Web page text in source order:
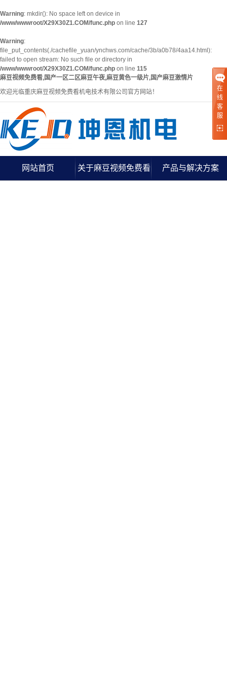
Warning: mkdir(): No space left on device in
/www/wwwroot/X29X30Z1.COM/func.php on line 127
Warning:
file_put_contents(./cachefile_yuan/ynchws.com/cache/3b/a0b78/4aa14.html):
failed to open stream: No such file or directory in
/www/wwwroot/X29X30Z1.COM/func.php on line 115
麻豆视频免费看,国产一区二区麻豆午夜,麻豆黄色一级片,国产麻豆激情片
欢迎光临重庆麻豆视频免费看机电技术有限公司官方网站！
网站首页 关于麻豆视频免费看 产品与解决方案
在
线
客
服